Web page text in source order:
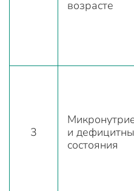
возрасте
3
и
состояния